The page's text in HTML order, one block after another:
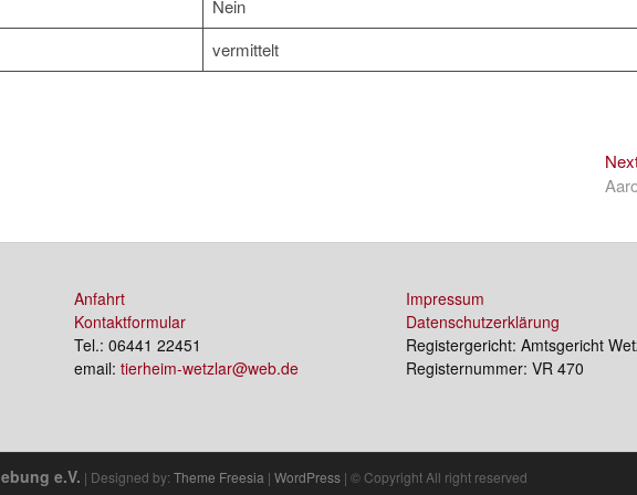
Nein
vermittelt
Anfahrt
Kontaktformular
Tel.: 06441 22451
email: tierheim-wetzlar@web.de
Impressum
Datenschutzerklärung
Registergericht: Amtsgericht
Registernummer: VR 470
e.V. | Designed by: Theme Freesia | WordPress | © Copyright All right reserved